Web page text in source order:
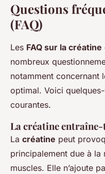
Questions
(FAQ)
Les FAQ sur la créatine
nombreux
notamment concernant
optimal. Voici
courantes.
La créatine
La créatine peut
principalement due à la
muscles. Elle n’ajoute